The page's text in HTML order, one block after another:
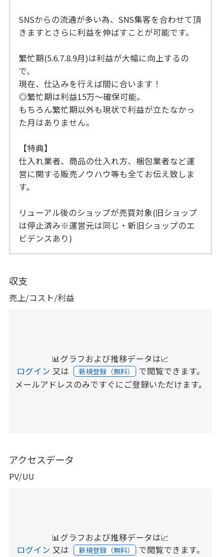
SNSからの流通が多い為、SNS集客を合わせて頂
きますとさらに利益を伸ばすことが可能です。
繁忙期(5.6.7.8.9月)は利益が大幅に向上するの
で、
現在、仕込みを行えば間に合います！
◎繁忙期は利益15万〜確保可能。
もちろん繁忙期以外も現状で利益が立たなかっ
た月はありません。
【特典】
仕入れ業者、商品の仕入れ方、梱包業者など運
営に関する販売ノウハウ等も全てお伝え致しま
す。
リューアル後のショップが売買対象(旧ショップ
は停止済み※運営元は同じ・新旧ショップのエ
ビデンスあり)
収支
売上/コスト/利益
📊グラフおよび推移データは📈
ログイン 又は 新規登録（無料） で閲覧できます。
メールアドレスのみですぐにご登録いただけます。
アクセスデータ
PV/UU
📊グラフおよび推移データは📈
ログイン 又は 新規登録（無料） で閲覧できます。